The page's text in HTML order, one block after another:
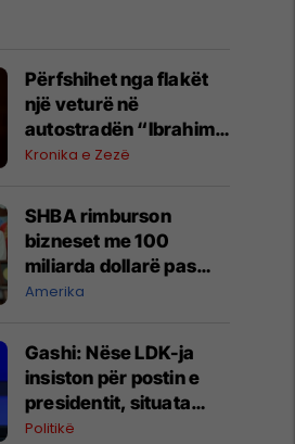
Përfshihet nga flakët
një veturë në
autostradën “Ibrahim
Rugova”
Kronika e Zezë
SHBA rimburson
bizneset me 100
miliarda dollarë pas
anulimit të tarifave të
Amerika
Gashi: Nëse LDK-ja
insiston për postin e
presidentit, situata
komplikohet - pres që
Politikë